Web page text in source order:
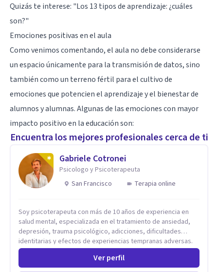
Quizás te interese: "Los 13 tipos de aprendizaje: ¿cuáles
son?"
Emociones positivas en el aula
Como venimos comentando, el aula no debe considerarse
un espacio únicamente para la transmisión de datos, sino
también como un terreno fértil para el cultivo de
emociones que potencien el aprendizaje y el bienestar de
alumnos y alumnas. Algunas de las emociones con mayor
impacto positivo en la educación son:
Encuentra los mejores profesionales cerca de ti
Gabriele Cotronei
Psicologo y Psicoterapeuta
San Francisco
Terapia online
Soy psicoterapeuta con más de 10 años de experiencia en
salud mental, especializada en el tratamiento de ansiedad,
depresión, trauma psicológico, adicciones, dificultades
identitarias y efectos de experiencias tempranas adversas.
Ofrezco un espacio terapéutico seguro, confidencial y
profundamente humano, donde el dolor emocional puede
Ver perfil